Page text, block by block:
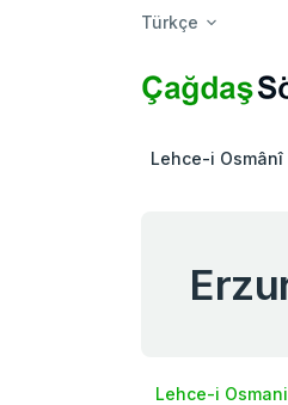
Türkçe
Lehce-i Osmânî
Lehce-i Osmani